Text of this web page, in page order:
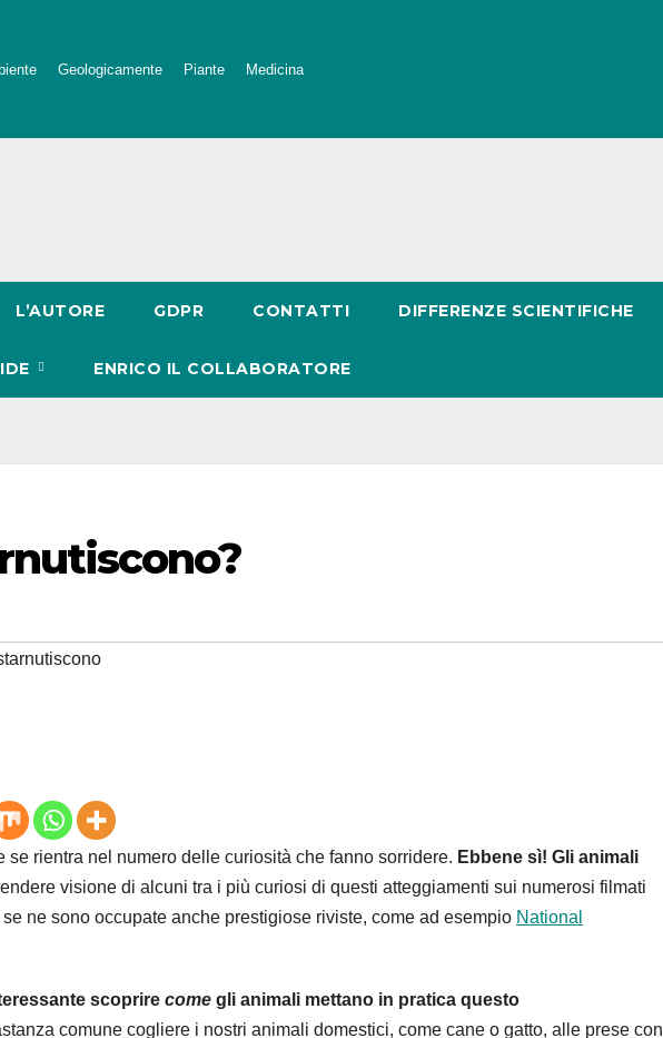
Geologicamente Piante Medicina
L’AUTORE GDPR CONTATTI DIFFERENZE SCIENTIFICHE
ENRICO IL COLLABORATORE
se rientra nel numero delle curiosità che fanno sorridere. Ebbene sì! Gli animali
visione di alcuni tra i più curiosi di questi atteggiamenti sui numerosi filmati
ne sono occupate anche prestigiose riviste, come ad esempio National
scoprire come gli animali mettano in pratica questo
comune cogliere i nostri animali domestici, come cane o gatto, alle prese con